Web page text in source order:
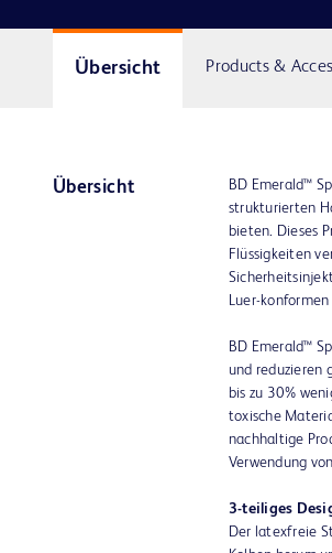
Übersicht Products &
Übersicht
BD Emerald™
strukturierten
bieten. Dieses
Flüssigkeiten
Luer-
BD Emerald™
und reduzieren
bis zu 30%
toxische
nachhaltige
Verwendung
3-teiliges
Der latexfreie